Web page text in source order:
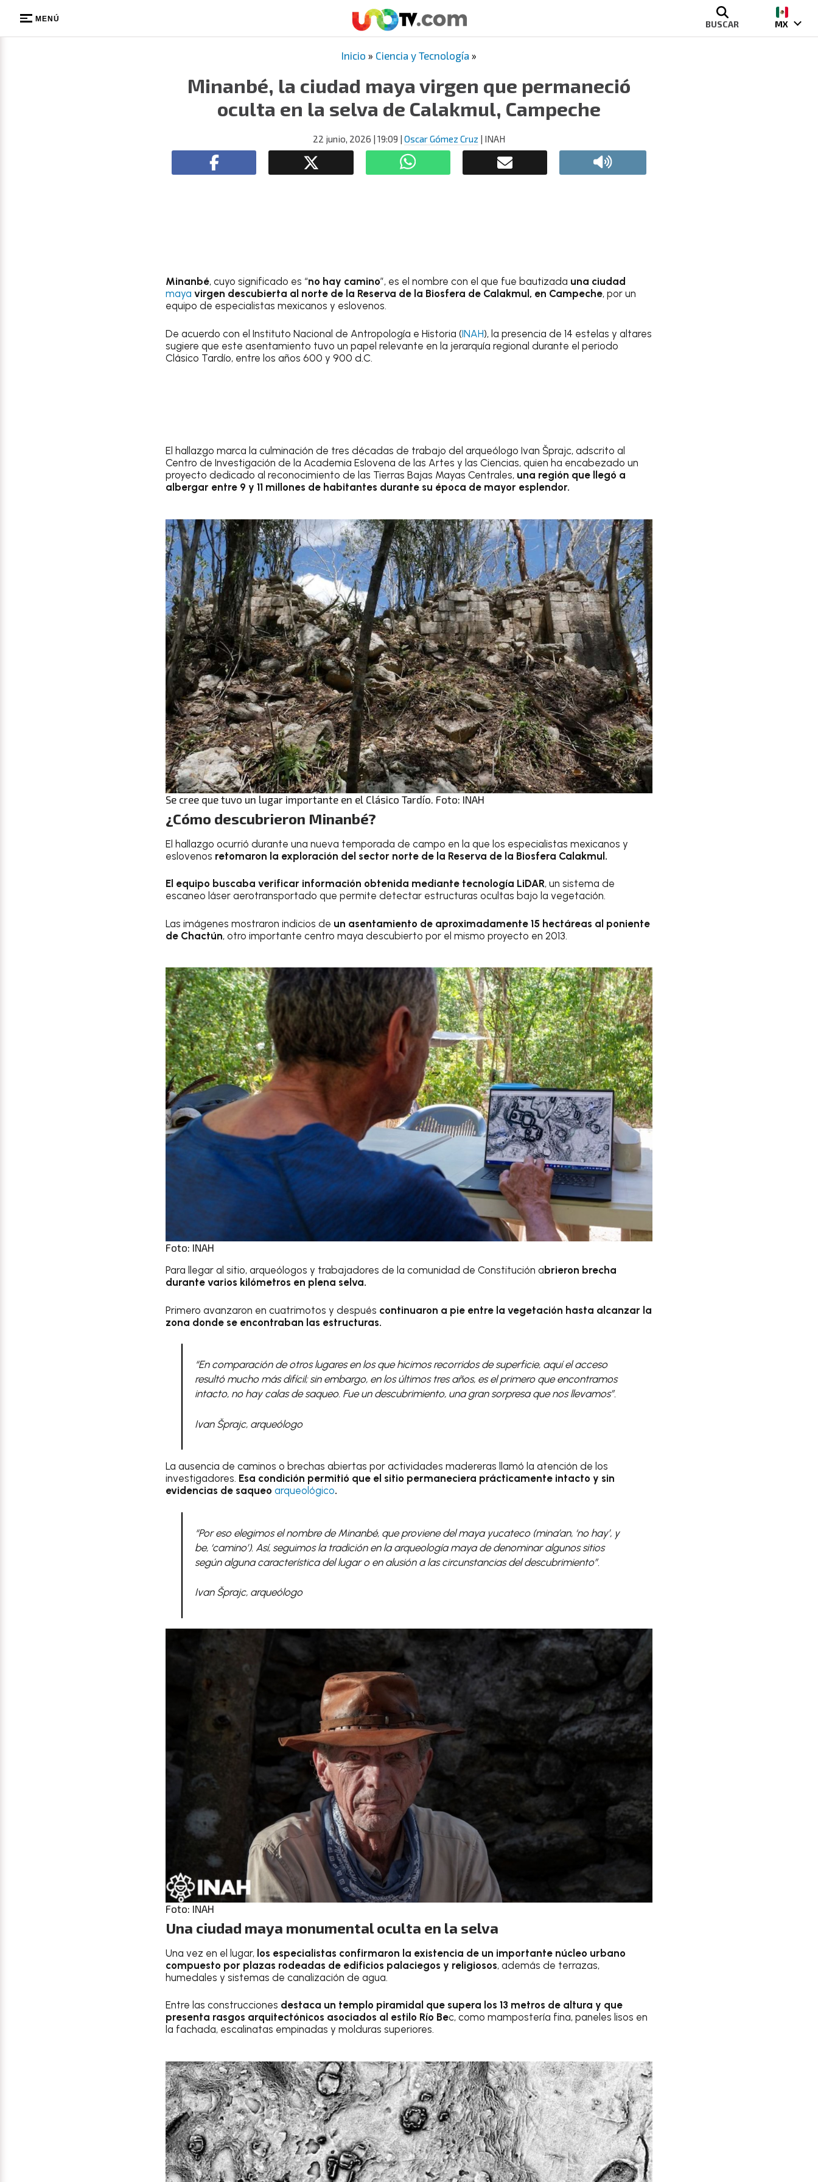
MENÚ BUSCAR MX
Inicio » Ciencia y Tecnología »
Minanbé, la ciudad maya virgen que permaneció
oculta en la selva de Calakmul, Campeche
22 junio, 2026 | 19:09 | Oscar Gómez Cruz | INAH
Minanbé, cuyo significado es “no hay camino”, es el nombre con el que fue bautizada una ciudad
maya virgen descubierta al norte de la Reserva de la Biosfera de Calakmul, en Campeche, por un
equipo de especialistas mexicanos y eslovenos.
De acuerdo con el Instituto Nacional de Antropología e Historia (INAH), la presencia de 14 estelas y altares
sugiere que este asentamiento tuvo un papel relevante en la jerarquía regional durante el periodo
Clásico Tardío, entre los años 600 y 900 d.C.
El hallazgo marca la culminación de tres décadas de trabajo del arqueólogo Ivan Šprajc, adscrito al
Centro de Investigación de la Academia Eslovena de las Artes y las Ciencias, quien ha encabezado un
proyecto dedicado al reconocimiento de las Tierras Bajas Mayas Centrales, una región que llegó a
albergar entre 9 y 11 millones de habitantes durante su época de mayor esplendor.
Se cree que tuvo un lugar importante en el Clásico Tardío. Foto: INAH
¿Cómo descubrieron Minanbé?
El hallazgo ocurrió durante una nueva temporada de campo en la que los especialistas mexicanos y
eslovenos retomaron la exploración del sector norte de la Reserva de la Biosfera Calakmul.
El equipo buscaba verificar información obtenida mediante tecnología LiDAR, un sistema de
escaneo láser aerotransportado que permite detectar estructuras ocultas bajo la vegetación.
Las imágenes mostraron indicios de un asentamiento de aproximadamente 15 hectáreas al poniente
de Chactún, otro importante centro maya descubierto por el mismo proyecto en 2013.
Foto: INAH
Para llegar al sitio, arqueólogos y trabajadores de la comunidad de Constitución a brieron brecha
durante varios kilómetros en plena selva.
Primero avanzaron en cuatrimotos y después continuaron a pie entre la vegetación hasta alcanzar la
zona donde se encontraban las estructuras.
“En comparación de otros lugares en los que hicimos recorridos de superficie, aquí el acceso
resultó mucho más difícil; sin embargo, en los últimos tres años, es el primero que encontramos
intacto, no hay calas de saqueo. Fue un descubrimiento, una gran sorpresa que nos llevamos”.
Ivan Šprajc, arqueólogo
La ausencia de caminos o brechas abiertas por actividades madereras llamó la atención de los
investigadores. Esa condición permitió que el sitio permaneciera prácticamente intacto y sin
evidencias de saqueo arqueológico.
“Por eso elegimos el nombre de Minanbé, que proviene del maya yucateco (mina’an, ‘no hay’, y
be, ‘camino’). Así, seguimos la tradición en la arqueología maya de denominar algunos sitios
según alguna característica del lugar o en alusión a las circunstancias del descubrimiento”.
Ivan Šprajc, arqueólogo
Foto: INAH
Una ciudad maya monumental oculta en la selva
Una vez en el lugar, los especialistas confirmaron la existencia de un importante núcleo urbano
compuesto por plazas rodeadas de edificios palaciegos y religiosos, además de terrazas,
humedales y sistemas de canalización de agua.
Entre las construcciones destaca un templo piramidal que supera los 13 metros de altura y que
presenta rasgos arquitectónicos asociados al estilo Río Bec, como mampostería fina, paneles lisos en
la fachada, escalinatas empinadas y molduras superiores.